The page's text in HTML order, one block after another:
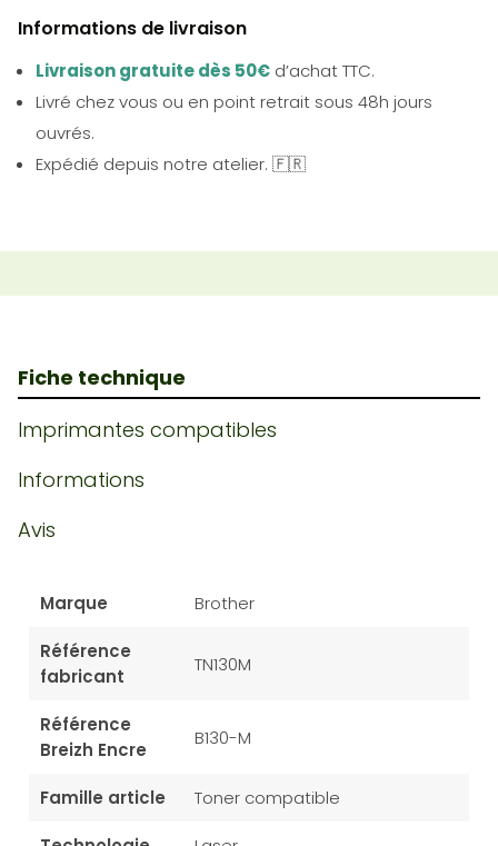
Informations de livraison
Livraison gratuite dès 50€ d’achat TTC.
Livré chez vous ou en point retrait sous 48h jours
ouvrés.
Expédié depuis notre atelier. 🇫🇷
Fiche technique
Imprimantes compatibles
Informations
Avis
Marque Brother
Référence
fabricant
TN130M
Référence
Breizh Encre
B130-M
Famille article Toner compatible